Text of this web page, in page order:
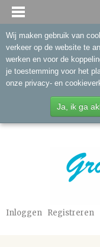
Inloggen Registreren
Wij maken gebruik van
verkeer op de website te
werken en voor de
je toestemming voor het
onze privacy- en
Ja, ik ga